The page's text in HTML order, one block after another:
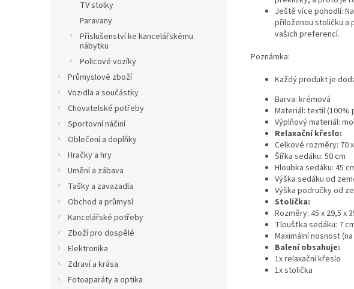
TV stolky
Paravany
Příslušenství ke kancelářskému
nábytku
Policové vozíky
Průmyslové zboží
Vozidla a součástky
Chovatelské potřeby
Sportovní náčiní
Oblečení a doplňky
Hračky a hry
Umění a zábava
Tašky a zavazadla
Obchod a průmysl
Kancelářské potřeby
Zboží pro dospělé
Elektronika
Zdraví a krása
Fotoaparáty a optika
Ještě více pohodlí:
přiloženou stoličku a
vašich preferencí.
Poznámka:
Každý produkt je
Barva: krémová
Materiál: textil
Výplňový materiál:
Relaxační křeslo:
Celkové rozměry: 70 x
Šířka sedáku: 50 cm
Hloubka sedáku: 45
Výška sedáku od
Výška područky od
Stolička:
Rozměry: 45 x 29,5 x
Tloušťka sedáku: 7
Maximální nosnost
Balení obsahuje:
1x relaxační křeslo
1x stolička